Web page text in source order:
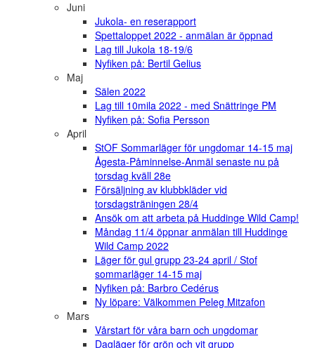
Juni
Jukola- en reserapport
Spettaloppet 2022 - anmälan är öppnad
Lag till Jukola 18-19/6
Nyfiken på: Bertil Gelius
Maj
Sälen 2022
Lag till 10mila 2022 - med Snättringe PM
Nyfiken på: Sofia Persson
April
StOF Sommarläger för ungdomar 14-15 maj
Ågesta-Påminnelse-Anmäl senaste nu på
torsdag kväll 28e
Försäljning av klubbkläder vid
torsdagsträningen 28/4
Ansök om att arbeta på Huddinge Wild Camp!
Måndag 11/4 öppnar anmälan till Huddinge
Wild Camp 2022
Läger för gul grupp 23-24 april / Stof
sommarläger 14-15 maj
Nyfiken på: Barbro Cedérus
Ny löpare: Välkommen Peleg Mitzafon
Mars
Vårstart för våra barn och ungdomar
Dagläger för grön och vit grupp